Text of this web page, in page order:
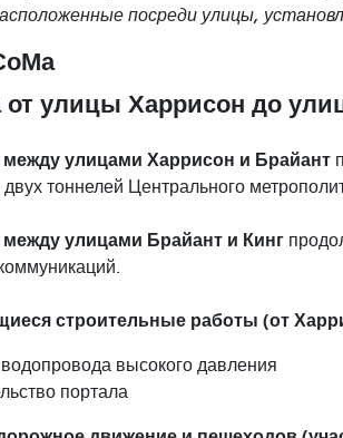
посреди улицы,
от улицы Харрисон до
между улицами Харрисон и Брайант
тоннелей Центрального
между улицами Брайант и Кинг
строительные работы (от
высокого давления
портала